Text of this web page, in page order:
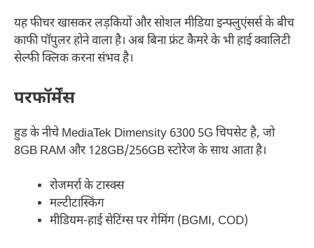
यह फीचर खासकर लड़कियों और सोशल मीडिया इन्फ्लुएंसर्स के बीच
काफी पॉपुलर होने वाला है। अब बिना फ्रंट कैमरे के भी हाई क्वालिटी
सेल्फी क्लिक करना संभव है।
परफॉर्मेंस
हुड के नीचे MediaTek Dimensity 6300 5G चिपसेट है, जो
8GB RAM और 128GB/256GB स्टोरेज के साथ आता है।
रोजमर्रा के टास्क्स
मल्टीटास्किंग
मीडियम-हाई सेटिंग्स पर गेमिंग (BGMI, COD)